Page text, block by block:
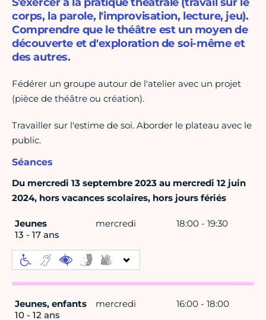
corps, la parole, l'improvisation, lecture, jeu).
Comprendre que le théâtre est un moyen de
découverte et d'exploration de soi-même et
des autres.
Fédérer un groupe autour de l'atelier avec un projet
(pièce de théâtre ou création).
Travailler sur l'estime de soi. Aborder le plateau avec le
public.
Séances
Du mercredi 13 septembre 2023 au mercredi 12 juin
2024, hors vacances scolaires, hors jours fériés
Jeunes
13 - 17 ans
mercredi 18:00 - 19:30
Jeunes, enfants
10 - 12 ans
mercredi 16:00 - 18:00